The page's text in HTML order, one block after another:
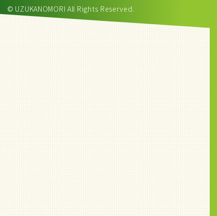
© UZUKANOMORI All Rights Reserved.